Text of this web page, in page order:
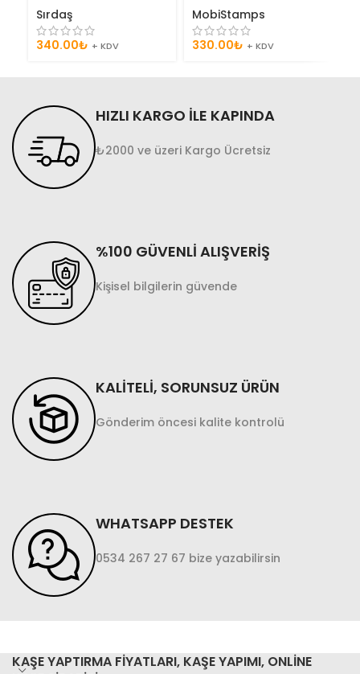
Sırdaş
340.00₺ + KDV
MobiStamps
330.00₺ + KDV
HIZLI KARGO İLE KAPINDA
₺2000 ve üzeri Kargo Ücretsiz
%100 GÜVENLİ ALIŞVERİŞ
Kişisel bilgilerin güvende
KALİTELİ, SORUNSUZ ÜRÜN
Gönderim öncesi kalite kontrolü
WHATSAPP DESTEK
0534 267 27 67 bize yazabilirsin
KAŞE YAPTIRMA FIYATLARI, KAŞE YAPIMI, ONLINE